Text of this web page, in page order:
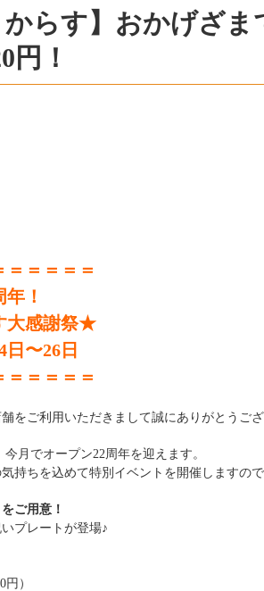
からす】おかげざ
円！
＝＝＝＝＝
！
大感謝祭★
〜26日
＝＝＝＝＝
をご利用いただきまして誠にありがとうご
今月でオープン22周年を迎えます。
持ちを込めて特別イベントを開催しますの
ご用意！
プレートが登場♪
）